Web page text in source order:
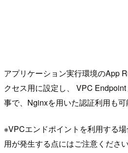
アプリケーション実行環境のApp
クセス用に設定し、 VPC
事で、Nginxを用いた認証利用も可
※VPCエンドポイントを利用する
用が発生する点にはご注意ください